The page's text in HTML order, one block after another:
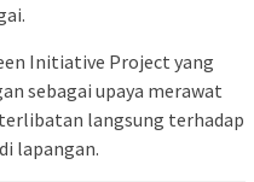
Initiative Project yang
sebagai upaya merawat
langsung terhadap
lapangan.